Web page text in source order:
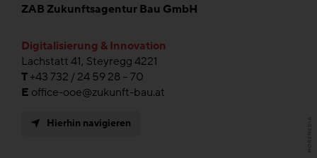
ZAB Zukunftsagentur Bau GmbH
Digitalisierung & Innovation
Lachstatt 41, Steyregg 4221
T+43 732 / 24 59 28 – 70
E office-ooe@zukunft-bau.at
Hierhin navigieren